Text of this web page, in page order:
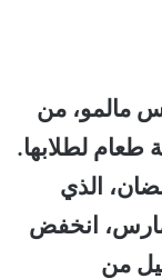
مالمو، من
إلى الثانوية، 37,000 وجبة طعام لطلابها.
الذي
انخفض
من